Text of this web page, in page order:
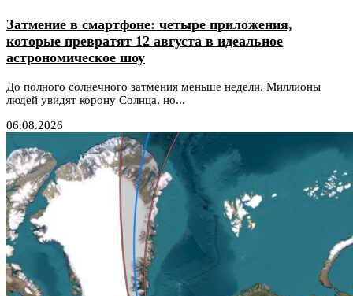
Затмение в смартфоне: четыре приложения,
которые превратят 12 августа в идеальное
астрономическое шоу
До полного солнечного затмения меньше недели. Миллионы
людей увидят корону Солнца, но...
06.08.2026